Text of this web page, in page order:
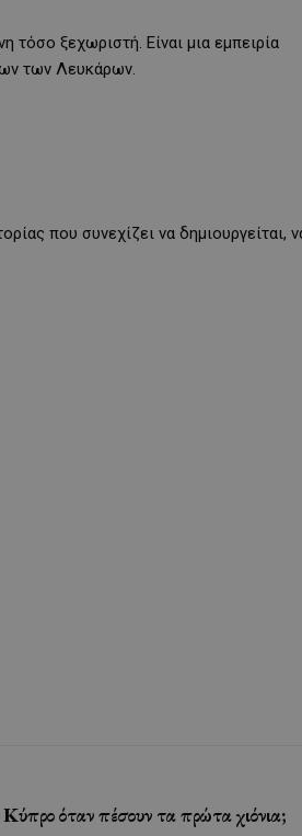
τόσο ξεχωριστή. Είναι μια εμπειρία
των Λευκάρων.
που συνεχίζει να δημιουργείται,
Κύπρο όταν πέσουν τα πρώτα χιόνια;